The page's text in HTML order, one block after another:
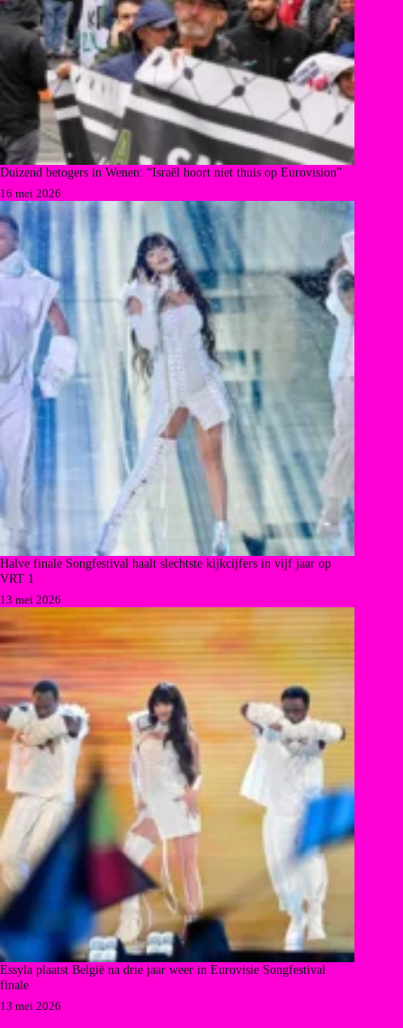
Duizend betogers in Wenen: “Israël hoort niet thuis op Eurovision”
16 mei 2026
Halve finale Songfestival haalt slechtste kijkcijfers in vijf jaar op
VRT 1
13 mei 2026
Essyla plaatst België na drie jaar weer in Eurovisie Songfestival
finale
13 mei 2026